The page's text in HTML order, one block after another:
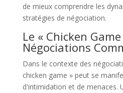
de mieux comprendre les
stratégies de négociation.
Le « Chicken
Négociations
Dans le contexte des
chicken game » peut se
d'intimidation et de menaces.